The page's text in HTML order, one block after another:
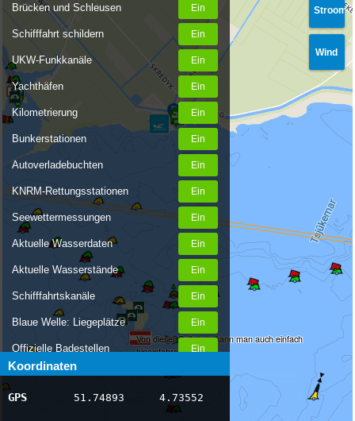
Brücken und Schleusen
Schifffahrt schildern
UKW-Funkkanäle
Yachthäfen
Kilometrierung
Bunkerstationen
Autoverladebuchten
KNRM-Rettungsstationen
Seewettermessungen
Aktuelle Wasserdaten
Aktuelle Wasserstände
Schifffahrtskanäle
Blaue Welle: Liegeplätze
Offizielle Badestellen
Nachrichten Binnenschifffahrt
AIS-Schiffspositionen
Koordinaten
GPS 51.74893 4.73552
Stroom
Wind
Von dieser Seite aus kann man auch einfach
hineinfahren.